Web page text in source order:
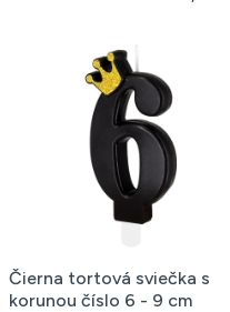
Čierna tortová sviečka s
korunou číslo 6 - 9 cm